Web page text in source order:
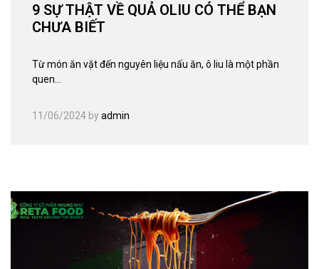
9 SỰ THẬT VỀ QUẢ OLIU CÓ THỂ BẠN
CHƯA BIẾT
Từ món ăn vặt đến nguyên liệu nấu ăn, ô liu là một phần
quen…
11/06/2024 byadmin